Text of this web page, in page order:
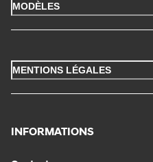
MODÈLES
MENTIONS LÉGALES
INFORMATIONS